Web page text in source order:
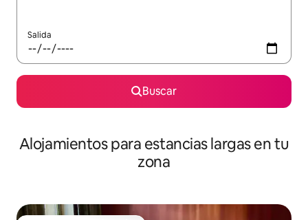
Salida
Buscar
Alojamientos para estancias largas en tu
zona